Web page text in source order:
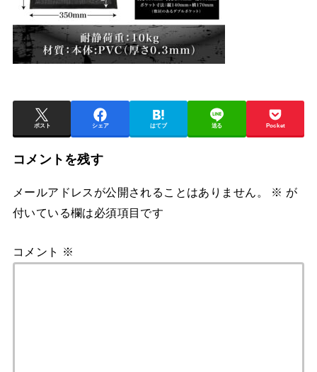
ポスト シェア はてブ 送る Pocket
コメントを残す
メールアドレスが公開されることはありません。 ※ が
付いている欄は必須項目です
コメント ※